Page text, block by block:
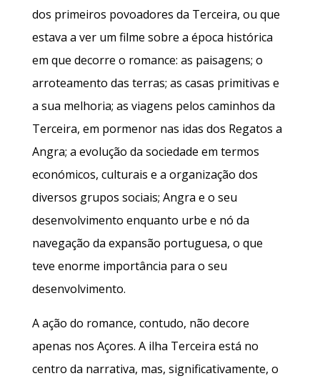
dos primeiros povoadores da Terceira, ou que
estava a ver um filme sobre a época histórica
em que decorre o romance: as paisagens; o
arroteamento das terras; as casas primitivas e
a sua melhoria; as viagens pelos caminhos da
Terceira, em pormenor nas idas dos Regatos a
Angra; a evolução da sociedade em termos
económicos, culturais e a organização dos
diversos grupos sociais; Angra e o seu
desenvolvimento enquanto urbe e nó da
navegação da expansão portuguesa, o que
teve enorme importância para o seu
desenvolvimento.
A ação do romance, contudo, não decore
apenas nos Açores. A ilha Terceira está no
centro da narrativa, mas, significativamente, o